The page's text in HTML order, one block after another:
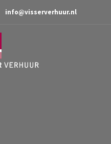
info@visserverhuur.nl